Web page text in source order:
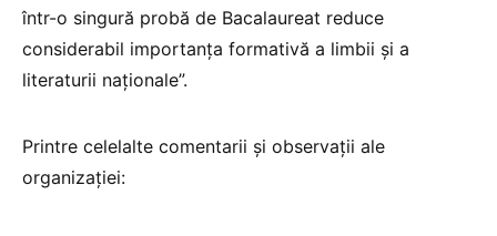
într-o singură probă de Bacalaureat reduce
considerabil importanța formativă a limbii și a
literaturii naționale”.
Printre celelalte comentarii și observații ale
organizației: